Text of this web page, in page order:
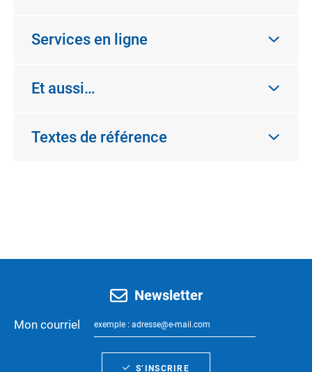
Services en ligne
Et aussi…
Textes de référence
Newsletter
Mon courriel
S’INSCRIRE